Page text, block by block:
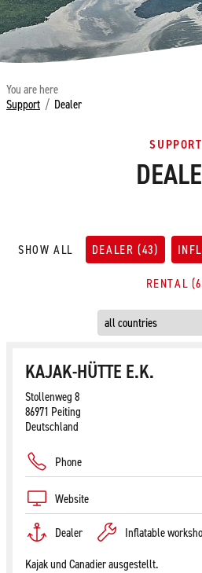
You are here
Support / Dealer
SUPPORT
SHOW ALL DEALER (43)
RENTAL
KAJAK-HÜTTE E.K.
Stollenweg 8
86971 Peiting
Deutschland
Phone
Website
Dealer Inflatable
Kajak und Canadier ausgestellt.